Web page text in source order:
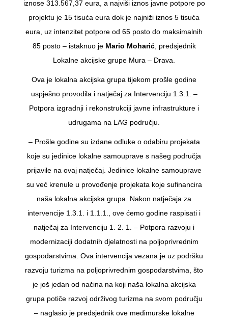
iznose 313.567,37 eura, a najviši iznos javne potpore po
projektu je 15 tisuća eura dok je najniži iznos 5 tisuća
eura, uz intenzitet potpore od 65 posto do maksimalnih
85 posto – istaknuo je Mario Moharić, predsjednik
Lokalne akcijske grupe Mura – Drava.
Ova je lokalna akcijska grupa tijekom prošle godine
uspješno provodila i natječaj za Intervenciju 1.3.1. –
Potpora izgradnji i rekonstrukciji javne infrastrukture i
udrugama na LAG području.
– Prošle godine su izdane odluke o odabiru projekata
koje su jedinice lokalne samouprave s našeg područja
prijavile na ovaj natječaj. Jedinice lokalne samouprave
su već krenule u provođenje projekata koje sufinancira
naša lokalna akcijska grupa. Nakon natječaja za
intervencije 1.3.1. i 1.1.1., ove ćemo godine raspisati i
natječaj za Intervenciju 1. 2. 1. – Potpora razvoju i
modernizaciji dodatnih djelatnosti na poljoprivrednim
gospodarstvima. Ova intervencija vezana je uz podršku
razvoju turizma na poljoprivrednim gospodarstvima, što
je još jedan od načina na koji naša lokalna akcijska
grupa potiče razvoj održivog turizma na svom području
– naglasio je predsjednik ove međimurske lokalne